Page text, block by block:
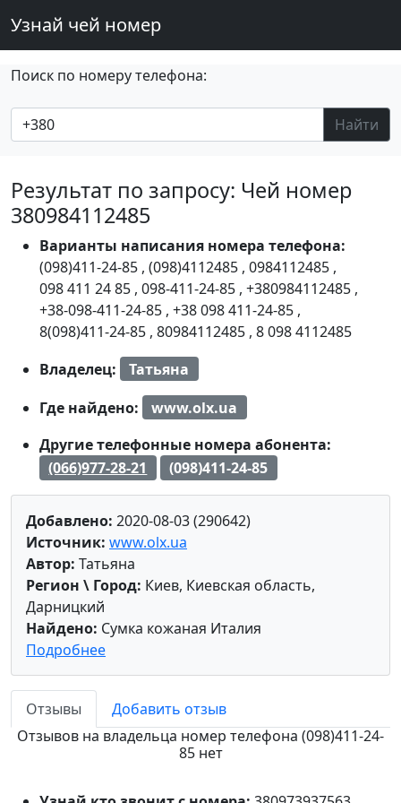
Узнай чей номер
Поиск по номеру телефона:
Найти
Результат по запросу: Чей номер
380984112485
Варианты написания номера телефона:
(098)411-24-85 , (098)4112485 , 0984112485 ,
098 411 24 85 , 098-411-24-85 , +380984112485 ,
+38-098-411-24-85 , +38 098 411-24-85 ,
8(098)411-24-85 , 80984112485 , 8 098 4112485
Владелец:
Татьяна
Где найдено:
www.olx.ua
Другие телефонные номера абонента:
(066)977-28-21
(098)411-24-85
Добавлено: 2020-08-03 (290642)
Источник: www.olx.ua
Автор: Татьяна
Регион \ Город: Киев, Киевская область,
Дарницкий
Найдено: Сумка кожаная Италия
Подробнее
Отзывы
Добавить отзыв
Отзывов на владельца номер телефона (098)411-24-
85 нет